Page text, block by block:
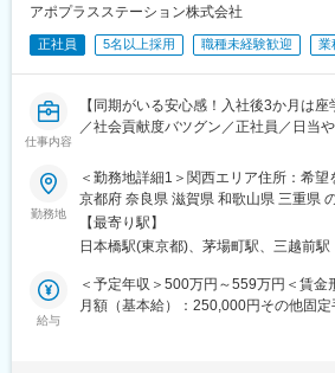
社ならではの強みです。
変更の範囲：会社の定める業務
(1)充実した教育体制：
・製品研修（約2週間～2ヶ月、プロジ
・継続教育：APS COLLEGEという当
ムがございます。まず、G（ジェネラル
て「医療経営士」の取得を目指してい
(2)プロジェクトマネジメント体制：プ
スーパーバイザーが日々の活動をフォ
や面談のほか、必要に応じて素早くバ
として結果を出せるように万全のサポ
(3)豊富なプロジェクト数、50社を超え
業他社と比較しても、多くのプロジェ
アポプラスステーション株式会社
正社員 5名以上採用 職種未経験歓迎 業
仕事内容
【同期がいる安心感！入社後3か月は
／社会貢献度バツグン／正社員／日当や
★本ポジションは、未経験から医療業
・医療を通じて社会に貢献したい
・仕事を通じて学びを深め自己の成長を
・専門職として知識、技能を身に付けた
・内資系の安定企業で働きたい
という方にはおススメです！
＜2人に1人は未経験入社、75%は異業
勤務地
＜勤務地詳細1＞関西エリア住所：希
京都府 奈良県 滋賀県 和歌山県 三重県
す。 受動喫煙対策：屋内全面禁煙＜勤
京都中央区日本橋2-14-1 フロントプレ
囲：会社の定める事業所
【最寄り駅】
日本橋駅(東京都)、茅場町駅、三越前駅
給与
＜予定年収＞500万円～559万円＜賃金
月額（基本給）：250,000円その他固